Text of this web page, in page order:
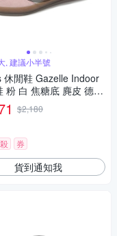
, 建議小半號
休閒鞋 Gazelle Indoor
粉 白 焦糖底 麂皮 德訓
達 JI2716
$2,180
券
貨到通知我